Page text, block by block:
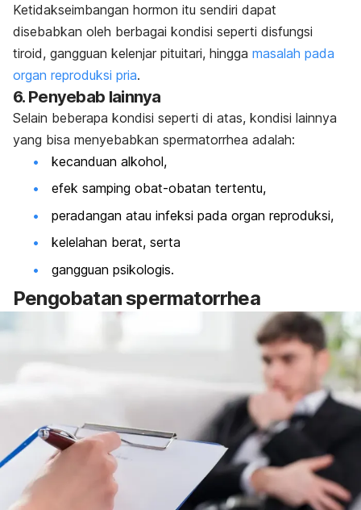
Ketidakseimbangan hormon itu sendiri dapat
disebabkan oleh berbagai kondisi seperti disfungsi
tiroid, gangguan kelenjar pituitari, hingga masalah pada
organ reproduksi pria.
6. Penyebab lainnya
Selain beberapa kondisi seperti di atas, kondisi lainnya
yang bisa menyebabkan spermatorrhea adalah:
kecanduan alkohol,
efek samping obat-obatan tertentu,
peradangan atau infeksi pada organ reproduksi,
kelelahan berat, serta
gangguan psikologis.
Pengobatanspermatorrhea